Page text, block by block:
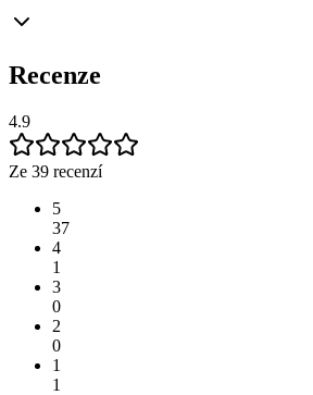
Recenze
4.9
Ze 39 recenzí
5
37
4
1
3
0
2
0
1
1